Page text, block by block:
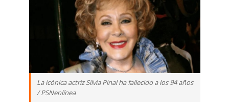
La icónica actriz Silvia Pinal ha fallecido a los 94 años
/ PSNenlínea